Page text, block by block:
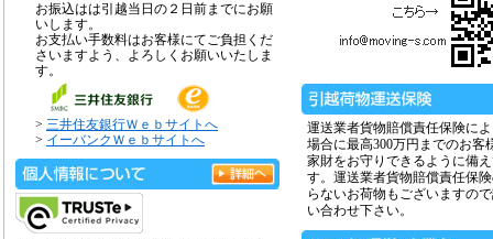
お振込はは引越当日の２日前までにお願
いします。
お支払い手数料はお客様にてご負担くだ
さいますよう、よろしくお願いいたしま
す。
> 三井住友銀行Ｗｅｂサイトへ
> イーバンクＷｅｂサイトへ
運送業者貨物賠償責任保険に
場合に最高300万円までのお客
家財をお守りできるように備
す。運送業者貨物賠償責任保
らないお荷物もございますの
い合わせ下さい。